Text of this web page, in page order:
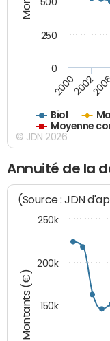
Biol
Moyenne
20002002
0
250
© JDN 2026
Annuité de la
Montants (€)
(Source : JDN
150k
200k
250k